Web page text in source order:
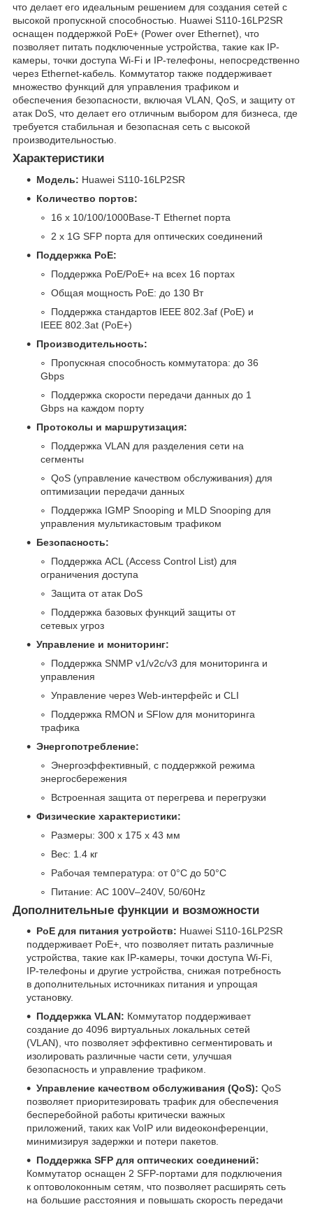
что делает его идеальным решением для создания сетей с
высокой пропускной способностью. Huawei S110-16LP2SR
оснащен поддержкой PoE+ (Power over Ethernet), что
позволяет питать подключенные устройства, такие как IP-
камеры, точки доступа Wi-Fi и IP-телефоны, непосредственно
через Ethernet-кабель. Коммутатор также поддерживает
множество функций для управления трафиком и
обеспечения безопасности, включая VLAN, QoS, и защиту от
атак DoS, что делает его отличным выбором для бизнеса, где
требуется стабильная и безопасная сеть с высокой
производительностью.
Характеристики
Модель: Huawei S110-16LP2SR
Количество портов:
16 x 10/100/1000Base-T Ethernet порта
2 x 1G SFP порта для оптических соединений
Поддержка PoE:
Поддержка PoE/PoE+ на всех 16 портах
Общая мощность PoE: до 130 Вт
Поддержка стандартов IEEE 802.3af (PoE) и
IEEE 802.3at (PoE+)
Производительность:
Пропускная способность коммутатора: до 36
Gbps
Поддержка скорости передачи данных до 1
Gbps на каждом порту
Протоколы и маршрутизация:
Поддержка VLAN для разделения сети на
сегменты
QoS (управление качеством обслуживания) для
оптимизации передачи данных
Поддержка IGMP Snooping и MLD Snooping для
управления мультикастовым трафиком
Безопасность:
Поддержка ACL (Access Control List) для
ограничения доступа
Защита от атак DoS
Поддержка базовых функций защиты от
сетевых угроз
Управление и мониторинг:
Поддержка SNMP v1/v2c/v3 для мониторинга и
управления
Управление через Web-интерфейс и CLI
Поддержка RMON и SFlow для мониторинга
трафика
Энергопотребление:
Энергоэффективный, с поддержкой режима
энергосбережения
Встроенная защита от перегрева и перегрузки
Физические характеристики:
Размеры: 300 x 175 x 43 мм
Вес: 1.4 кг
Рабочая температура: от 0°C до 50°C
Питание: AC 100V–240V, 50/60Hz
Дополнительные функции и возможности
PoE для питания устройств: Huawei S110-16LP2SR
поддерживает PoE+, что позволяет питать различные
устройства, такие как IP-камеры, точки доступа Wi-Fi,
IP-телефоны и другие устройства, снижая потребность
в дополнительных источниках питания и упрощая
установку.
Поддержка VLAN: Коммутатор поддерживает
создание до 4096 виртуальных локальных сетей
(VLAN), что позволяет эффективно сегментировать и
изолировать различные части сети, улучшая
безопасность и управление трафиком.
Управление качеством обслуживания (QoS): QoS
позволяет приоритезировать трафик для обеспечения
бесперебойной работы критически важных
приложений, таких как VoIP или видеоконференции,
минимизируя задержки и потери пакетов.
Поддержка SFP для оптических соединений:
Коммутатор оснащен 2 SFP-портами для подключения
к оптоволоконным сетям, что позволяет расширять сеть
на большие расстояния и повышать скорость передачи